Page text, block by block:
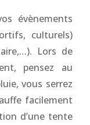
évènements
culturels)
Lors de
pensez au
vous serrez
facilement
d’une tente